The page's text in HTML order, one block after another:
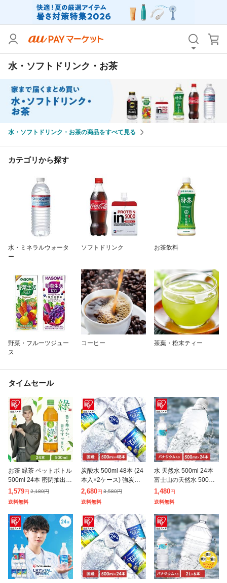
水・ソフトドリンク・お茶
水・ソフトドリンク・お茶の商品をすべて見る
カテゴリから探す
水・ミネラルウォータ
ー
ソフトドリンク お茶飲料
野菜・フルーツジュー
ス
コーヒー 茶葉・粉末ティー
タイムセール
お茶 緑茶 ペットボトル
500ml 24本 密閉抽出
香り高い 旨みすっきり
まろやか 飲みやすい 食
事 朝に合う まとめ買い
1,579円 2,180円
送料無料
炭酸水 500ml 48本 (24
本入×2ケース) 強炭酸
水 無糖 プレーン レモ
ン 天然水 スパークリン
グ ソーダ カロリーゼ
2,680円 3,580円
送料無料
水 天然水 500ml 24本
富士山の天然水 500ml×
24 水 500ml ミネラル
ウォーター ペットボト
ル ケース ラベ
1,480円
送料無料
カテゴリ すべて
価格
支払い方法 すべて
その他の条件
送料無料 タイムセール
Pontaパス特典対象すべて
キーワード
除外ワード